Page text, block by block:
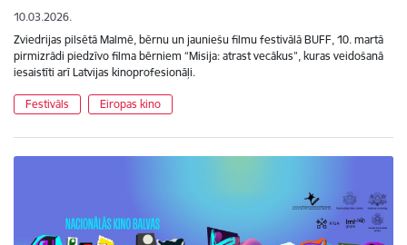
10.03.2026.
Zviedrijas pilsētā Malmē, bērnu un jauniešu filmu festivālā BUFF, 10. martā
pirmizrādi piedzīvo filma bērniem “Misija: atrast vecākus”, kuras veidošanā
iesaistīti arī Latvijas kinoprofesionāļi.
Festivāls Eiropas kino